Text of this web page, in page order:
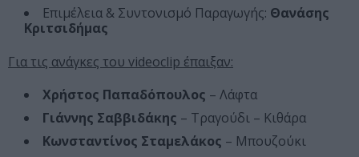
Επιμέλεια & Συντονισμό Παραγωγής: Θανάσης
Κριτσιδήμας
Για τις ανάγκες του videoclip έπαιξαν:
Χρήστος Παπαδόπουλος – Λάφτα
Γιάννης Σαββιδάκης – Τραγούδι – Κιθάρα
Κωνσταντίνος Σταμελάκος – Μπουζούκι